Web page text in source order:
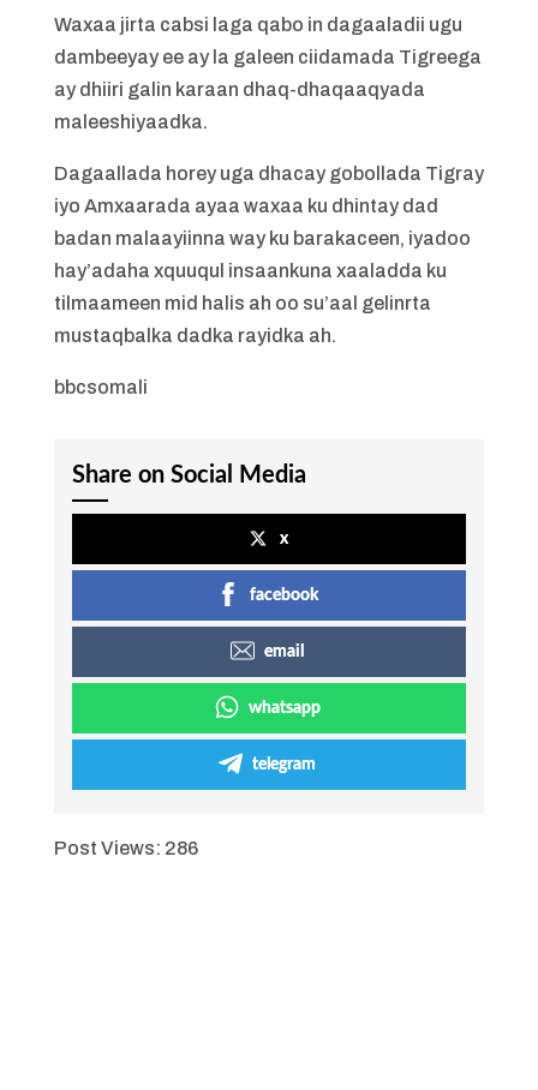
Waxaa jirta cabsi laga qabo in dagaaladii ugu
dambeeyay ee ay la galeen ciidamada Tigreega
ay dhiiri galin karaan dhaq-dhaqaaqyada
maleeshiyaadka.
Dagaallada horey uga dhacay gobollada Tigray
iyo Amxaarada ayaa waxaa ku dhintay dad
badan malaayiinna way ku barakaceen, iyadoo
hay’adaha xquuqul insaankuna xaaladda ku
tilmaameen mid halis ah oo su’aal gelinrta
mustaqbalka dadka rayidka ah.
bbcsomali
Share on Social Media
x
facebook
email
whatsapp
telegram
Post Views: 286